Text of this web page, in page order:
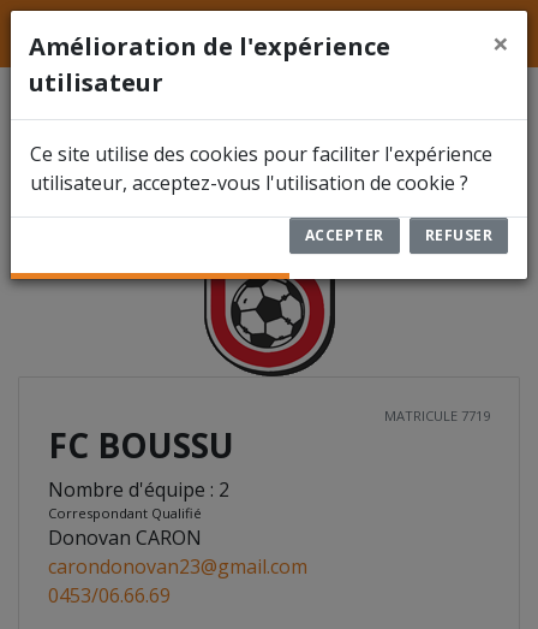
LFFSHainaut
FC BOUSSU7719
MATRICULE 7719
FC BOUSSU
Nombre d'équipe : 2
Correspondant Qualifié
Donovan CARON
carondonovan23@gmail.com
0453/06.66.69
Amélioration de l'expérience
utilisateur
×
Ce site utilise des cookies pour faciliter l'expérience
utilisateur, acceptez-vous l'utilisation de cookie ?
ACCEPTER REFUSER
FÉDÉRATION
COMPÉTITIONS
DOCUMENTS
ARBITRES
RBFA FUTSAL